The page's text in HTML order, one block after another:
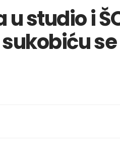
studio i
sukobiću